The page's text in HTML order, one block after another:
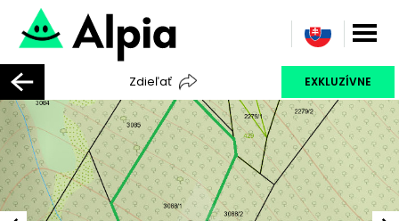
Zdieľať EXKLUZÍVNE